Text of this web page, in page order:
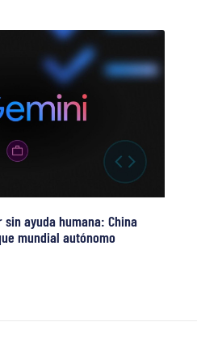
sin ayuda humana: China
mundial autónomo